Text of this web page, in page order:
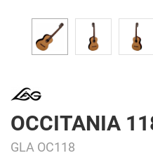
OCCITANIA
GLA OC118